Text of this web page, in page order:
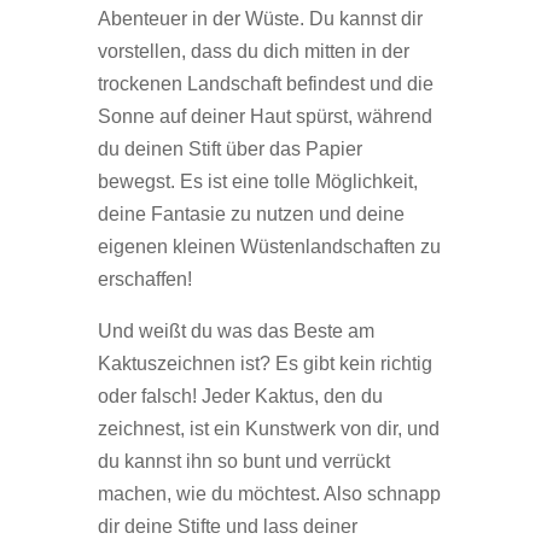
Abenteuer in der Wüste. Du kannst dir
vorstellen, dass du dich mitten in der
trockenen Landschaft befindest und die
Sonne auf deiner Haut spürst, während
du deinen Stift über das Papier
bewegst. Es ist eine tolle Möglichkeit,
deine Fantasie zu nutzen und deine
eigenen kleinen Wüstenlandschaften zu
erschaffen!
Und weißt du was das Beste am
Kaktuszeichnen ist? Es gibt kein richtig
oder falsch! Jeder Kaktus, den du
zeichnest, ist ein Kunstwerk von dir, und
du kannst ihn so bunt und verrückt
machen, wie du möchtest. Also schnapp
dir deine Stifte und lass deiner